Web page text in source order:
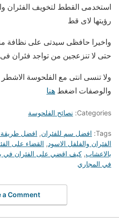
استخدمى القطط لتخويف الفئران
رؤيتها لاى قط
واخيرا حافظى سيدتى على نظافة
حتى لا تنزعجين من تواجد فئران فى
ولا تنسى انتى مع الفلحوسة الاشطر
والوصفات اضغط هنا
Categories: نصائح الفلحوسة
Tags: افضل سم للفئران, افضل طريقة
الفئران والفلفل الاسود, القضاء على
بالاعشاب, كيف اقضي على الفئران في
في المجاري
a Comment